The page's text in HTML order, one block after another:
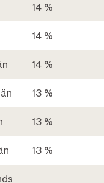
14 %
14 %
14 %
13 %
13 %
13 %